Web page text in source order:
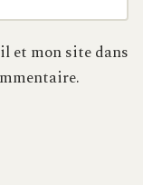
et mon site dans